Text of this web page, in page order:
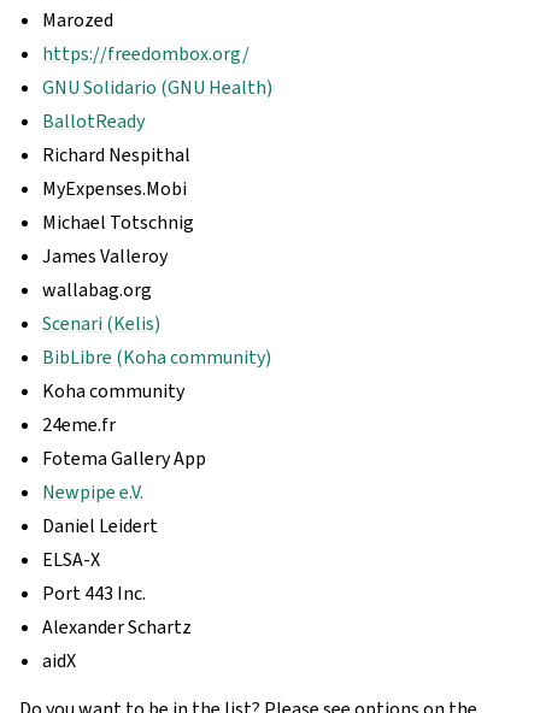
Marozed
https://freedombox.org/
GNU Solidario (GNU Health)
BallotReady
Richard Nespithal
MyExpenses.Mobi
Michael Totschnig
James Valleroy
wallabag.org
Scenari (Kelis)
BibLibre (Koha community)
Koha community
24eme.fr
Fotema Gallery App
Newpipe e.V.
Daniel Leidert
ELSA-X
Port 443 Inc.
Alexander Schartz
aidX